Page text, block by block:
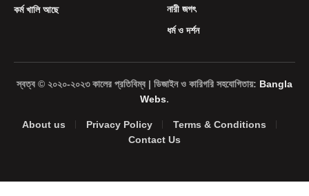
কর্ম খালি আছে
নারী জগৎ
ধর্ম ও দর্শন
স্বত্ব © ২০২০-২০২৩ কালের প্রতিবিম্ব | ডিজাইন ও কারিগরি সহযোগিতায়: Bangla
Webs.
About us Privacy Policy
Terms & Conditions
Contact Us